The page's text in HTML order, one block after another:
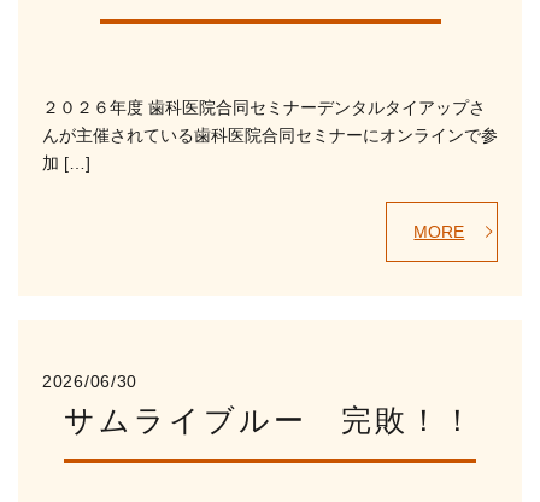
２０２６年度 歯科医院合同セミナーデンタルタイアップさ
んが主催されている歯科医院合同セミナーにオンラインで参
加 […]
MORE
2026/06/30
サムライブルー 完敗！！